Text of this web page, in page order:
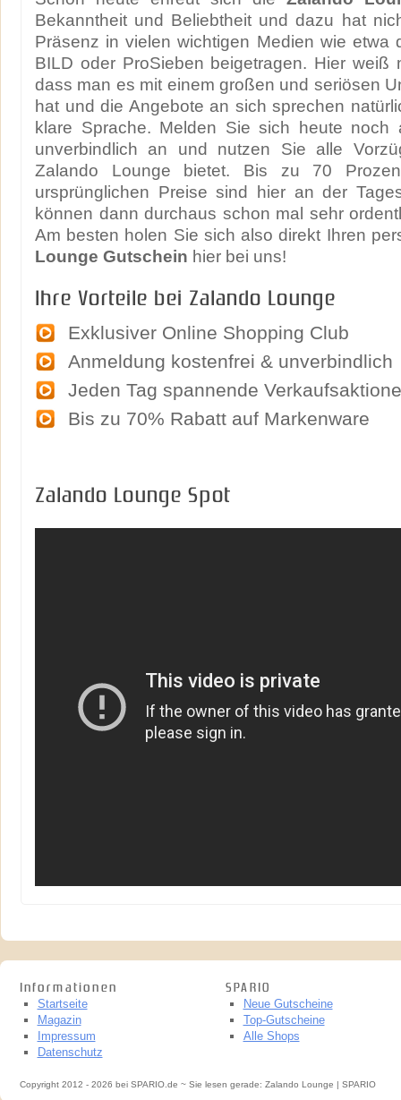
Bekanntheit und Beliebtheit und dazu hat
Präsenz in vielen wichtigen Medien wie etwa
BILD oder ProSieben beigetragen. Hier weiß
dass man es mit einem großen und seriösen
hat und die Angebote an sich sprechen
klare Sprache. Melden Sie sich heute noch
unverbindlich an und nutzen Sie alle
Zalando Lounge bietet. Bis zu 70
ursprünglichen Preise sind hier an der
können dann durchaus schon mal sehr
Am besten holen Sie sich also direkt Ihren
Lounge Gutschein hier bei uns!
Ihre Vorteile bei Zalando Lounge
Exklusiver Online Shopping Club
Anmeldung kostenfrei & unverbindlich
Jeden Tag spannende
Bis zu 70% Rabatt auf Markenware
Zalando Lounge Spot
Informationen
Startseite
Magazin
Impressum
Datenschutz
SPARIO
Neue Gutscheine
Top-Gutscheine
Alle Shops
Copyright 2012 - 2026 bei SPARIO.de ~ Sie lesen gerade: Zalando Lounge | SPARIO